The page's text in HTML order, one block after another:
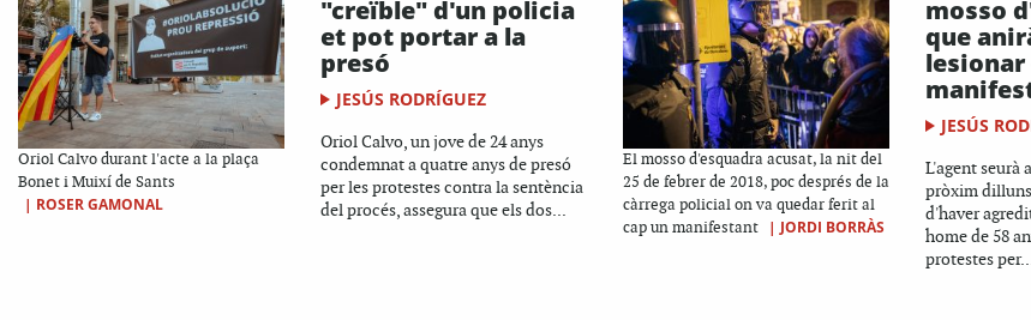
Oriol Calvo durant l'acte a la plaça
Bonet i Muixí de Sants
| ROSER GAMONAL
"creïble" d'un policia
et pot portar a la
presó
JESÚS RODRÍGUEZ
Oriol Calvo, un jove de 24 anys
condemnat a quatre anys de presó
per les protestes contra la sentència
del procés, assegura que els dos...
El mosso d'esquadra acusat, la nit del
25 de febrer de 2018, poc després de la
càrrega policial on va quedar ferit al
cap un manifestant
| JORDI BORRÀS
mosso
que
lesionar
JESÚS
L'agent seurà
pròxim
d'haver
home de 58
protestes